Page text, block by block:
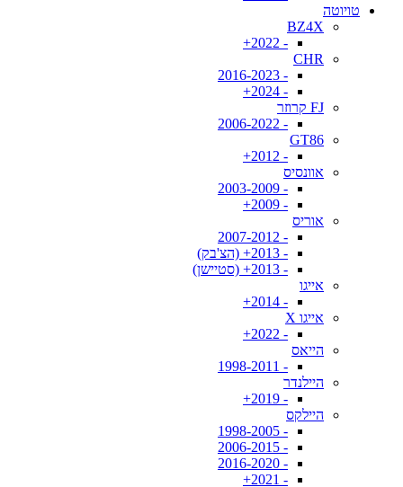
טויוטה
BZ4X
- 2022+
CHR
- 2016-2023
- 2024+
FJ קרוזר
- 2006-2022
GT86
- 2012+
אוונסיס
- 2003-2009
- 2009+
אוריס
- 2007-2012
- 2013+ (הצ'בק)
- 2013+ (סטיישן)
אייגו
- 2014+
אייגו X
- 2022+
הייאס
- 1998-2011
היילנדר
- 2019+
היילקס
- 1998-2005
- 2006-2015
- 2016-2020
- 2021+